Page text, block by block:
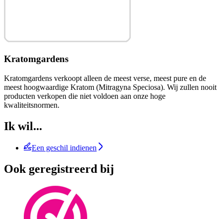
Kratomgardens
Kratomgardens verkoopt alleen de meest verse, meest pure en de
meest hoogwaardige Kratom (Mitragyna Speciosa). Wij zullen nooit
producten verkopen die niet voldoen aan onze hoge
kwaliteitsnormen.
Ik wil...
Een geschil indienen
Ook geregistreerd bij